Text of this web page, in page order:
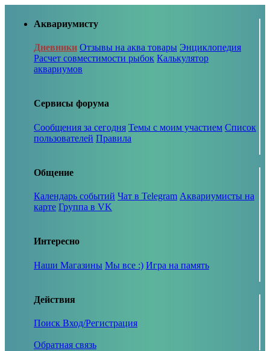
Аквариумисту
Дневники Отзывы на аква товары Энциклопедия
Расчет совместимости рыбок Калькулятор
аквариумов
Сервисы форума
Сообщения за сегодня Темы с моим участием Список
пользователей Правила
Общение
Календарь событий Чат в Telegram Аквариумисты на
карте Группа в VK
Интересно
Наши Магазины Мы все :) Игра на память
Действия
Поиск Вход/Регистрация
Обратная связь